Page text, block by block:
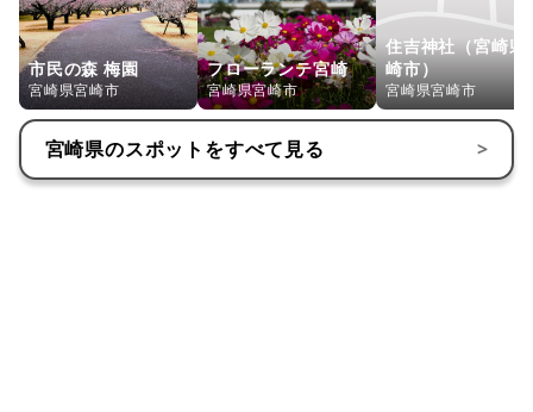
市民の森 梅園
宮崎県宮崎市
フローランテ宮崎
宮崎県宮崎市
住吉神社（宮崎県
崎市）
宮崎県宮崎市
宮崎県のスポットをすべて見る >